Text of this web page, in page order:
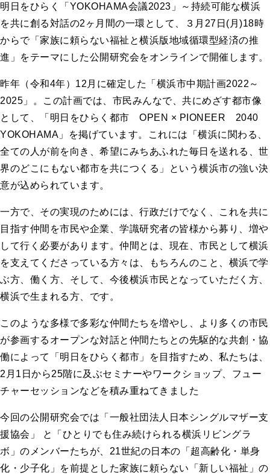
明日をひらく「YOKOHAMA会議2023」～持続可能な横浜
を共に創る対話の2ヶ月間の一環として、３月27日(月)18時
からで「家族に頼らない福祉と横浜版地域循環型経済の推
進」をテーマにした公開研究会をオンラインで開催します。
昨年（令和4年）12月に確定した「横浜市中期計画2022～
2025」。この計画では、市民みんなで、共にめざす都市像
として、「明日をひらく都市 OPEN × PIONEER 2040
YOKOHAMA」を掲げています。これには「横浜に関わる、
全ての人が前を向き、希望にみちあふれた毎日を送れる、世
界のどこにもない都市を共につくる」という横浜市の強い決
意が込められています。
一方で、その実現のためには、行政だけでなく、これを共に
目指す仲間を市民や企業、学識研究者の皆様から募り、増や
して行く必要があります。仲間とは、現在、市民として横浜
を支えてくださっている方々は、もちろんのこと、横浜で学
ぶ方、働く方、そして、今後横浜市民となっていただく方、
横浜で生まれる方、です。
このような多様で多彩な仲間たちを増やし、より多くの市民
が参画するオープンな対話と仲間たちとの先駆的な共創・協
働によって「明日をひらく都市」を目指すため、私たちは、
2月1日から25階に及ぶセミナーやワークショップ、フュー
チャーセッションなどを積み重ねてきました
今回の公開研究会では「一般社団法人日本シングルマザー支
援協会」 と「ひとりでも住み続けられる横浜リビングラ
ボ」のメンバーたちが、21世紀の日本の「超高齢化・単身
化・少子化」を前提とした家族に頼らない「新しい福祉」の